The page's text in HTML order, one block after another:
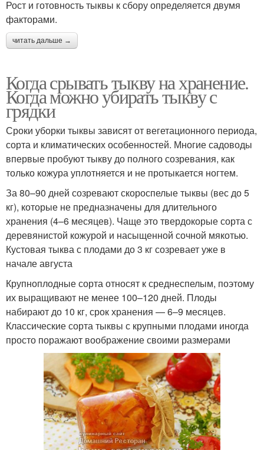
Рост и готовность тыквы к сбору определяется двумя
факторами.
читать дальше →
Когда срывать тыкву на хранение.
Когда можно убирать тыкву с
грядки
Сроки уборки тыквы зависят от вегетационного периода,
сорта и климатических особенностей. Многие садоводы
впервые пробуют тыкву до полного созревания, как
только кожура уплотняется и не протыкается ногтем.
За 80–90 дней созревают скороспелые тыквы (вес до 5
кг), которые не предназначены для длительного
хранения (4–6 месяцев). Чаще это твердокорые сорта с
деревянистой кожурой и насыщенной сочной мякотью.
Кустовая тыква с плодами до 3 кг созревает уже в
начале августа
Крупноплодные сорта относят к среднеспелым, поэтому
их выращивают не менее 100–120 дней. Плоды
набирают до 10 кг, срок хранения — 6–9 месяцев.
Классические сорта тыквы с крупными плодами иногда
просто поражают воображение своими размерами